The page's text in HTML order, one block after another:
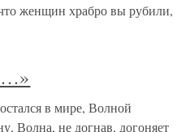
женщин храбро вы рубили,
в мире, Волной
Волна, не догнав, догоняет